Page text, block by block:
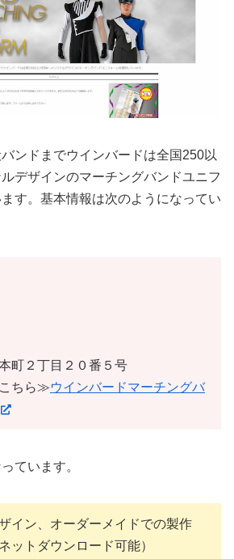
ンドまでウインバードは全国250以
ルデザインのマーチングバンドユニフ
す。基本情報は次のようになってい
町２丁目２０番５号
こちら≫ウインバードマーチングバ
ています。
イン、オーダーメイドでの製作
ットダウンロード可能）